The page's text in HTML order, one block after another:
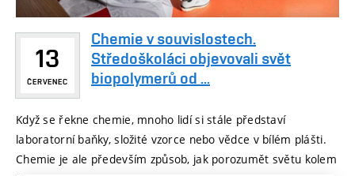
13
ČERVENEC
Chemie v souvislostech.
Středoškoláci objevovali svět
biopolymerů od ...
Když se řekne chemie, mnoho lidí si stále představí
laboratorní baňky, složité vzorce nebo vědce v bílém plášti.
Chemie je ale především způsob, jak porozumět světu kolem